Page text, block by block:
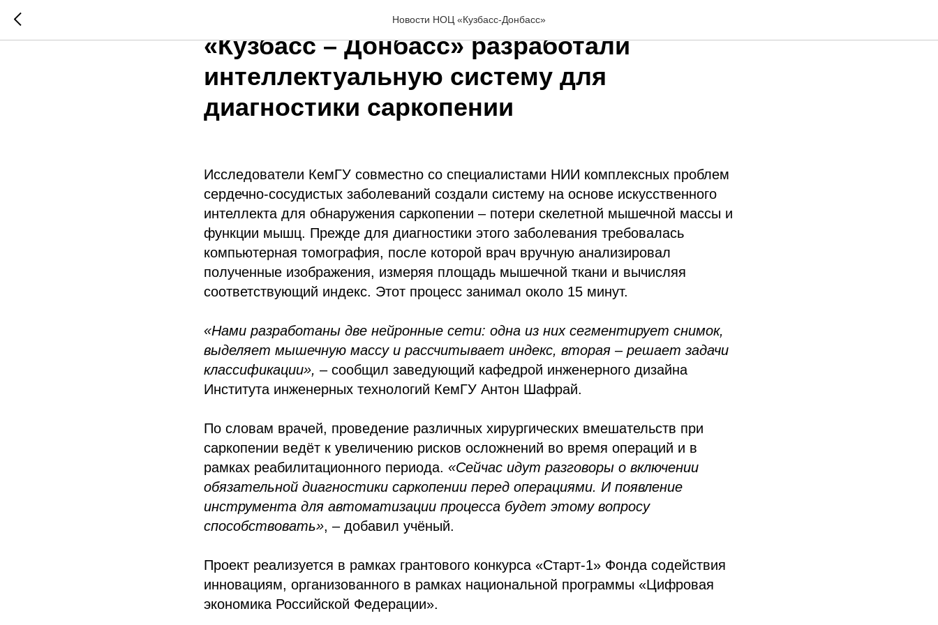
Новости НОЦ «Кузбасс-Донбасс»
Учёные организаций-участников НОЦ
«Кузбасс – Донбасс» разработали
интеллектуальную систему для
диагностики саркопении
Исследователи КемГУ совместно со специалистами НИИ комплексных проблем
сердечно-сосудистых заболеваний создали систему на основе искусственного
интеллекта для обнаружения саркопении – потери скелетной мышечной массы и
функции мышц. Прежде для диагностики этого заболевания требовалась
компьютерная томография, после которой врач вручную анализировал
полученные изображения, измеряя площадь мышечной ткани и вычисляя
соответствующий индекс. Этот процесс занимал около 15 минут.
«Нами разработаны две нейронные сети: одна из них сегментирует снимок,
выделяет мышечную массу и рассчитывает индекс, вторая – решает задачи
классификации», – сообщил заведующий кафедрой инженерного дизайна
Института инженерных технологий КемГУ Антон Шафрай.
По словам врачей, проведение различных хирургических вмешательств при
саркопении ведёт к увеличению рисков осложнений во время операций и в
рамках реабилитационного периода. «Сейчас идут разговоры о включении
обязательной диагностики саркопении перед операциями. И появление
инструмента для автоматизации процесса будет этому вопросу
способствовать», – добавил учёный.
Проект реализуется в рамках грантового конкурса «Старт-1» Фонда содействия
инновациям, организованного в рамках национальной программы «Цифровая
экономика Российской Федерации».